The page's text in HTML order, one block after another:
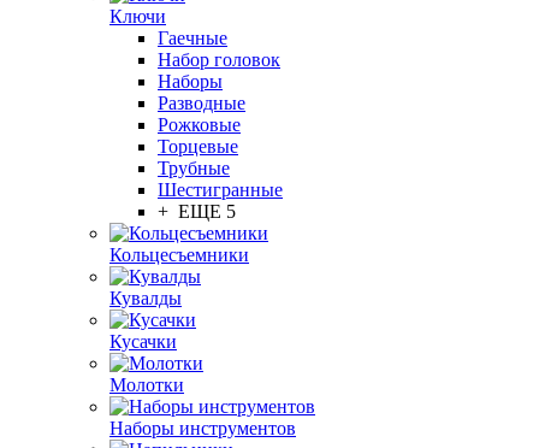
Ключи
Гаечные
Набор головок
Наборы
Разводные
Рожковые
Торцевые
Трубные
Шестигранные
+ ЕЩЕ 5
Кольцесъемники
Кувалды
Кусачки
Молотки
Наборы инструментов